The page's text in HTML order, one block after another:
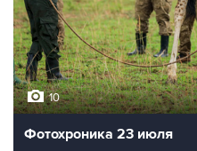
10
Фотохроника 23 июля